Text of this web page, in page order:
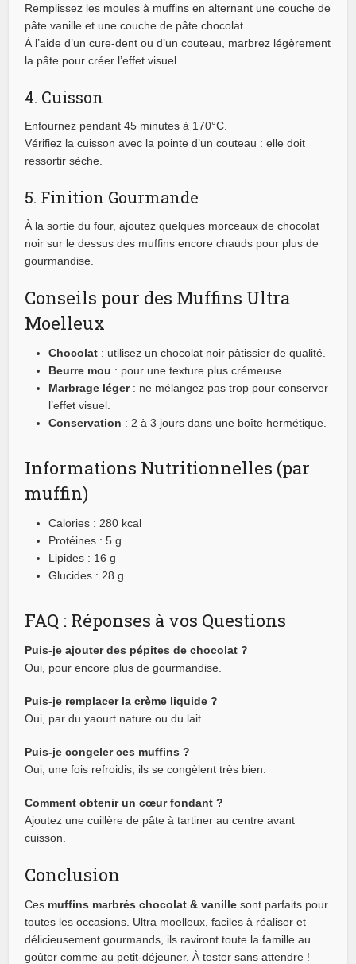
Remplissez les moules à muffins en alternant une couche de
pâte vanille et une couche de pâte chocolat.
À l’aide d’un cure-dent ou d’un couteau, marbrez légèrement
la pâte pour créer l’effet visuel.
4. Cuisson
Enfournez pendant 45 minutes à 170°C.
Vérifiez la cuisson avec la pointe d’un couteau : elle doit
ressortir sèche.
5. Finition Gourmande
À la sortie du four, ajoutez quelques morceaux de chocolat
noir sur le dessus des muffins encore chauds pour plus de
gourmandise.
Conseils pour des Muffins Ultra
Moelleux
Chocolat : utilisez un chocolat noir pâtissier de qualité.
Beurre mou : pour une texture plus crémeuse.
Marbrage léger: ne mélangez pas trop pour conserver
l’effet visuel.
Conservation : 2 à 3 jours dans une boîte hermétique.
Informations Nutritionnelles (par
muffin)
Calories : 280 kcal
Protéines : 5 g
Lipides : 16 g
Glucides : 28 g
FAQ : Réponses à vos Questions
Puis-je ajouter des pépites de chocolat ?
Oui, pour encore plus de gourmandise.
Puis-je remplacer la crème liquide ?
Oui, par du yaourt nature ou du lait.
Puis-je congeler ces muffins ?
Oui, une fois refroidis, ils se congèlent très bien.
Comment obtenir un cœur fondant ?
Ajoutez une cuillère de pâte à tartiner au centre avant
cuisson.
Conclusion
Ces muffins marbrés chocolat & vanille sont parfaits pour
toutes les occasions. Ultra moelleux, faciles à réaliser et
délicieusement gourmands, ils raviront toute la famille au
goûter comme au petit-déjeuner. À tester sans attendre !